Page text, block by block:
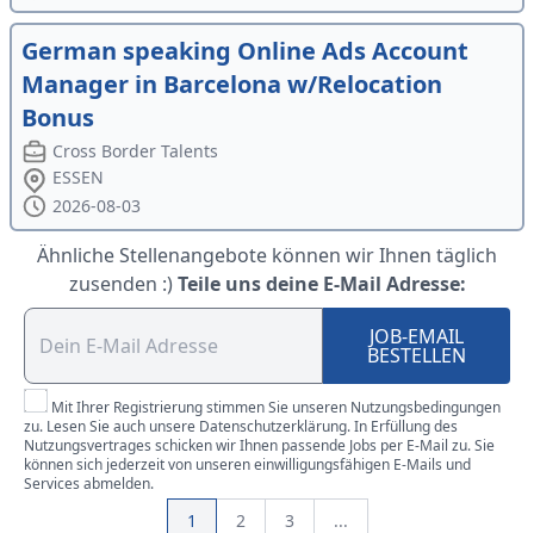
German speaking Online Ads Account
Manager in Barcelona w/Relocation
Bonus
Cross Border Talents
ESSEN
2026-08-03
Ähnliche Stellenangebote können wir Ihnen täglich
zusenden :) Teile uns deine E-Mail Adresse:
JOB-EMAIL
BESTELLEN
Mit Ihrer Registrierung stimmen Sie unseren Nutzungsbedingungen
zu. Lesen Sie auch unsere Datenschutzerklärung. In Erfüllung des
Nutzungsvertrages schicken wir Ihnen passende Jobs per E-Mail zu. Sie
können sich jederzeit von unseren einwilligungsfähigen E-Mails und
Services abmelden.
1 2 3 ...